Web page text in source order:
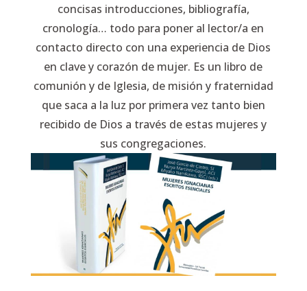
concisas introducciones, bibliografía,
cronología… todo para poner al lector/a en
contacto directo con una experiencia de Dios
en clave y corazón de mujer. Es un libro de
comunión y de Iglesia, de misión y fraternidad
que saca a la luz por primera vez tanto bien
recibido de Dios a través de estas mujeres y
sus congregaciones.